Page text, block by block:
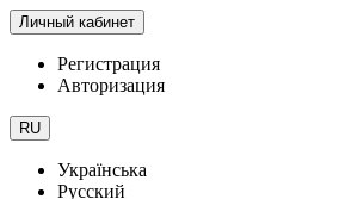
Личный кабинет
Регистрация
Авторизация
RU
Українська
Русский